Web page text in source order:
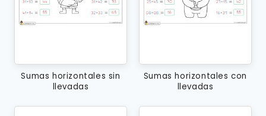
Sumas horizontales sin
llevadas
Sumas horizontales con
llevadas